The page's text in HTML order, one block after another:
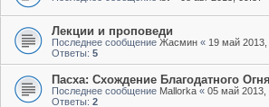
Лекции и проповеди
Последнее сообщение Жасмин « 19 май 2013,
Ответы: 5
Пасха: Схождение Благодатного
Последнее сообщение Mallorka « 05 май 2013,
Ответы: 2